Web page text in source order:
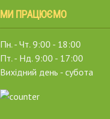
МИ ПРАЦЮЄМО
Пн. - Чт. 9:00 - 18:00
Пт. - Нд. 9:00 - 17:00
Вихідний день - субота